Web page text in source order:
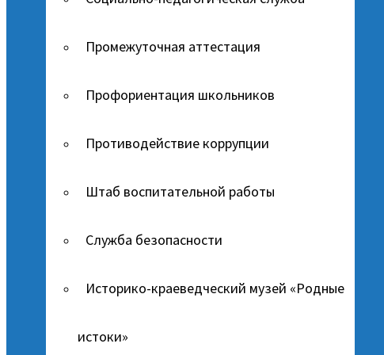
Промежуточная аттестация
Профориентация школьников
Противодействие коррупции
Штаб воспитательной работы
Служба безопасности
Историко-краеведческий музей «Родные
истоки»